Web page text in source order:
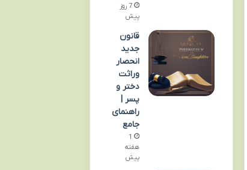
7 روز
پیش
قانون
جدید
انحصار
وراثت
دختر و
پسر |
راهنمای
جامع
1
هفته
پیش